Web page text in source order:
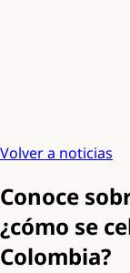
Volver a noticias
Conoce
¿cómo se
Colombia?